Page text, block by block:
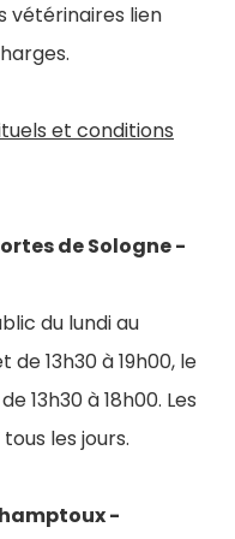
vétérinaires lien
et conditions
de Sologne -
du lundi au
13h30 à 19h00, le
13h30 à 18h00. Les
les jours.
-